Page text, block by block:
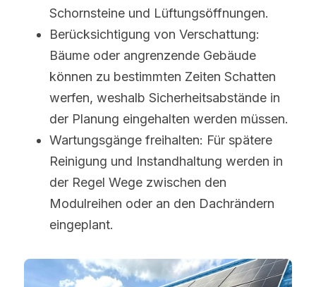
Schornsteine und Lüftungsöffnungen.
Berücksichtigung von Verschattung:
Bäume oder angrenzende Gebäude
können zu bestimmten Zeiten Schatten
werfen, weshalb Sicherheitsabstände in
der Planung eingehalten werden müssen.
Wartungsgänge freihalten: Für spätere
Reinigung und Instandhaltung werden in
der Regel Wege zwischen den
Modulreihen oder an den Dachrändern
eingeplant.